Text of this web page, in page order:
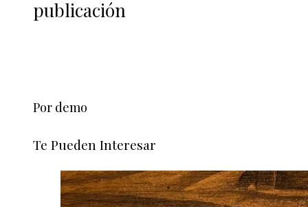
publicación
Por demo
Te Pueden Interesar